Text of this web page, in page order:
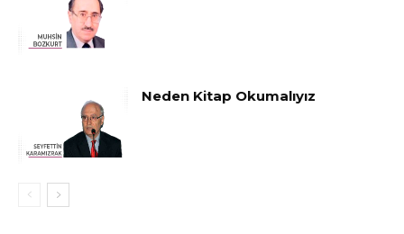
Neden Kitap Okumalıyız